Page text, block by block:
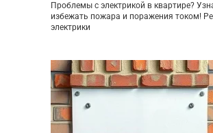
Проблемы с электрикой в квартире?
избежать пожара и поражения током!
электрики